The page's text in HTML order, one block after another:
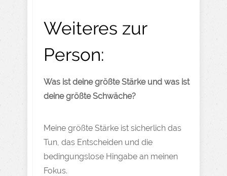
Weiteres zur
Person:
Was ist deine größte Stärke und was ist
deine größte Schwäche?
Meine größte Stärke ist sicherlich das
Tun, das Entscheiden und die
bedingungslose Hingabe an meinen
Fokus.